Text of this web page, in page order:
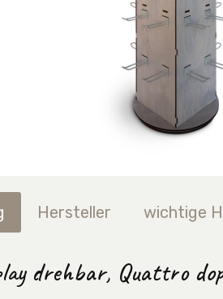
Hersteller wichtige
drehbar, Quattro